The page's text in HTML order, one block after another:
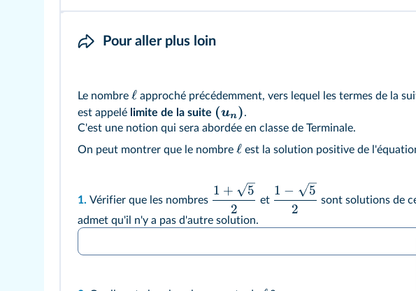
Pour aller plus loin
Le nombre ℓ approché précédemment, vers lequel les termes de la
est appelé limite de la suite (un).
C'est une notion qui sera abordée en classe de Terminale.
On peut montrer que le nombre ℓ est la solution positive de
1. Vérifier que les nombres
2
1 + 5
et
2
1 − 5
sont solutions de
admet qu'il n'y a pas d'autre solution.